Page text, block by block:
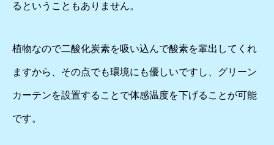
るということもありません。
植物なので二酸化炭素を吸い込んで酸素を輩出してくれ
ますから、その点でも環境にも優しいですし、グリーン
カーテンを設置することで体感温度を下げることが可能
です。